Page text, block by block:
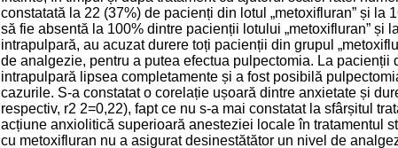
constatată la 22 (37%) de pacienți din lotul „metoxifluran” și
să fie absentă la 100% dintre pacienții lotului „metoxifluran” și
intrapulpară, au acuzat durere toți pacienții din grupul
de analgezie, pentru a putea efectua pulpectomia. La
intrapulpară lipsea completamente și a fost posibilă
cazurile. S-a constatat o corelație ușoară dintre anxietate și
respectiv, r2 2=0,22), fapt ce nu s-a mai constatat la sfârșitul
acțiune anxiolitică superioară anesteziei locale în tratamentul
cu metoxifluran nu a asigurat desinestătător un nivel de